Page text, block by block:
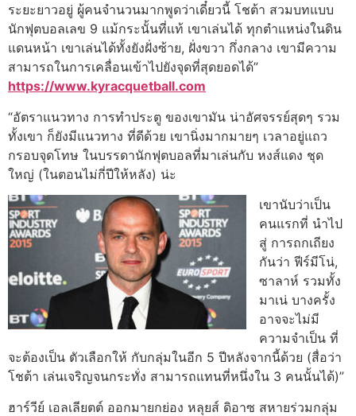
ระยะยาวอยู่ ผู้คนจำนวนมากพูดว่าเดี๋ยวนี้ โชต้า สวมบทแบบ
นักฟุตบอลเลข 9 แม้กระนั้นที่แท้ เขาเล่นได้ ทุกตำแหน่งในดิน
แดนหน้า เขาเล่นได้ทั้งยังฝั่งซ้าย, ฝั่งขวา กึ่งกลาง เขามีความ
สามารถในการเคลื่อนเข้าไปยังจุดที่สุดยอดได้”
https://www.kyracquetball.com
“อัตราแนวทาง การทำประตู ของเขามัน น่าอัศจรรย์สุดๆ รวม
ทั้งเขา ก็ยังมีแนวทาง ที่ดีด้วย เขานิ่งมากมายๆ เวลาอยู่แถว
กรอบจุดโทษ ในบรรดานักฟุตบอลที่มาเล่นกับ หงส์แดง ชุด
ใหญ่ (ในตอนไม่กี่ปีให้หลัง) น่ะ
เขานับว่าเป็น
คนแรกที่ นำไป
สู่ การถกเถียง
กันว่า ฟีร์มีโน่,
ซาลาห์ รวมทั้ง
มาเน่ บางครั้ง
อาจจะไม่มี
ความจำเป็น ที่
จะต้องเป็น ตัวเลือกให้ กับกลุ่มในอีก 5 ปีหลังจากนี้ด้วย (สื่อว่า
โชต้า เล่นเจริญจนกระทั่ง สามารถแทนที่หนึ่งใน 3 คนนั้นได้)”
ฮาร์วีย์ เอลเลียตต์ ออกมายกย่อง หลุยส์ ดิอาซ สหายร่วมกลุ่ม